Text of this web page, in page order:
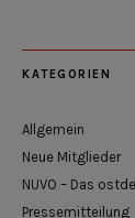
KATEGORIEN
Allgemein
Neue Mitglieder
NUVO – Das
Pressemitteilung